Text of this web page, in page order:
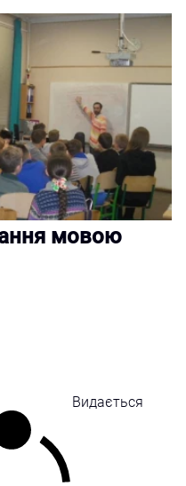
мовою
Видається